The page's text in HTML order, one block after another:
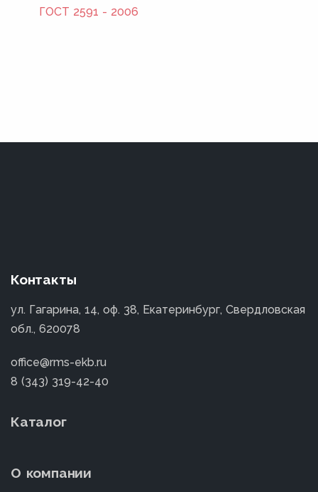
ГОСТ 2591 - 2006
Контакты
ул. Гагарина, 14, оф. 38, Екатеринбург, Свердловская
обл., 620078
office@rms-ekb.ru
8 (343) 319-42-40
Каталог
О компании